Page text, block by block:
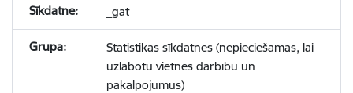
_gat
Statistikas sīkdatnes (nepieciešamas, lai
uzlabotu vietnes darbību un
pakalpojumus)